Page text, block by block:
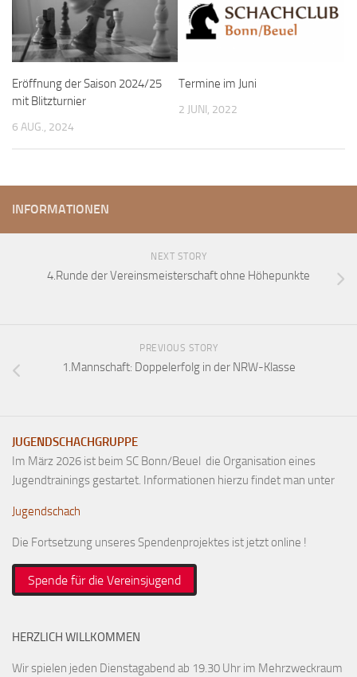
Jugendschach
Schach online
1.Online Schachturnierserie
Termine
Verein
Mitglieder
Satzung
Ausschreibungen
Eröffnung der Saison 2024/25
mit Blitzturnier
6 AUG., 2024
Termine im Juni
2 JUNI, 2022
INFORMATIONEN
NEXT STORY
4.Runde der Vereinsmeisterschaft ohne Höhepunkte
PREVIOUS STORY
1.Mannschaft: Doppelerfolg in der NRW-Klasse
JUGENDSCHACHGRUPPE
Im März 2026 ist beim SC Bonn/Beuel die Organisation eines
Jugendtrainings gestartet. Informationen hierzu findet man unter
Jugendschach
Die Fortsetzung unseres Spendenprojektes ist jetzt online !
Spende für die Vereinsjugend
HERZLICH WILLKOMMEN
Wir spielen jeden Dienstagabend ab 19.30 Uhr im Mehrzweckraum